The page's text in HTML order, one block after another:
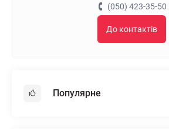
(050) 423-35-50
До контактів
Популярне